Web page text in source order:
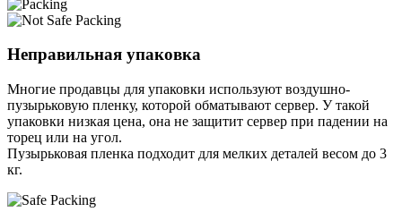
Неправильная упаковка
Многие продавцы для упаковки используют воздушно-
пузырьковую пленку, которой обматывают сервер. У такой
упаковки низкая цена, она не защитит сервер при падении на
торец или на угол.
Пузырьковая пленка подходит для мелких деталей весом до 3
кг.